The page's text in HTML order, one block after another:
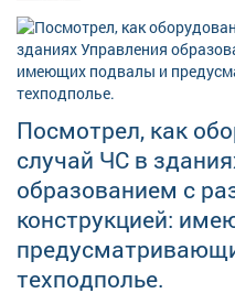
Посмотрел, как
случай ЧС в
образованием с
конструкцией:
техподполье.